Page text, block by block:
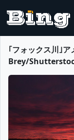
｢フォックス川｣
Brey/